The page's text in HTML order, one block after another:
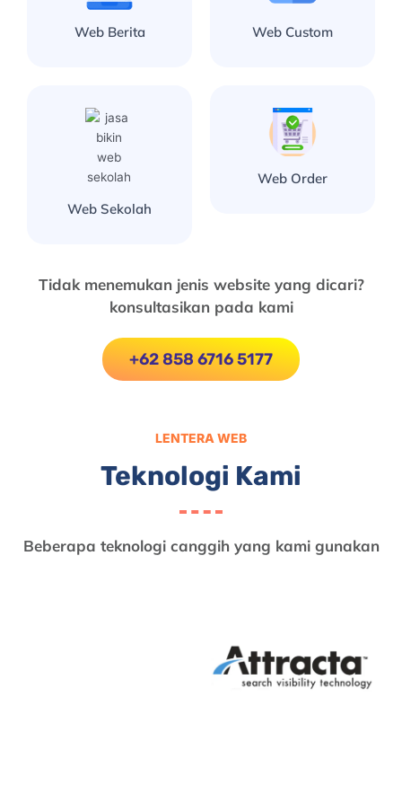
Web Berita
Web Sekolah
Web Custom
Web Order
Tidak menemukan jenis website yang dicari?
konsultasikan pada kami
+62 858 6716 5177
LENTERA WEB
Teknologi Kami
Beberapa teknologi canggih yang kami gunakan